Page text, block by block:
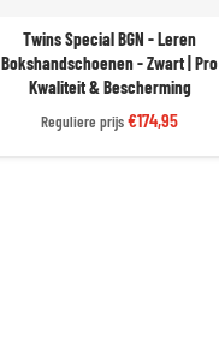
Twins Special BGN - Leren
Bokshandschoenen - Zwart | Pro
Kwaliteit & Bescherming
Reguliere prijs €174,95